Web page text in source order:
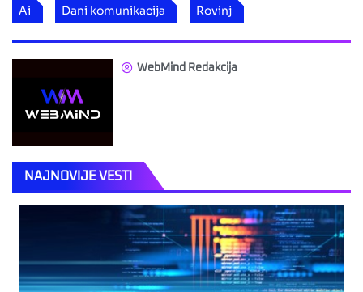
Ai Dani komunikacija Rovinj
WebMind Redakcija
NAJNOVIJE VESTI